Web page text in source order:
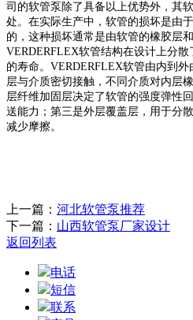
司的软管泵 除了具备以上优势外，其
处。在实际生产中，软管的损坏是由
的，这种损坏通常是由软管的橡胶层
VERDERFLEX软管结构在设计上分
的寿命。 VERDERFLEX软管由内到外
层与介质密切接触，不同介质对内层
层纤维加固层决定了软管的强度弹性
送能力；第三是外层覆盖层，用于分
减少摩擦。
上一篇： 河北软管泵推荐
下一篇： 山西软管泵厂家设计
返回列表
电话
短信
联系